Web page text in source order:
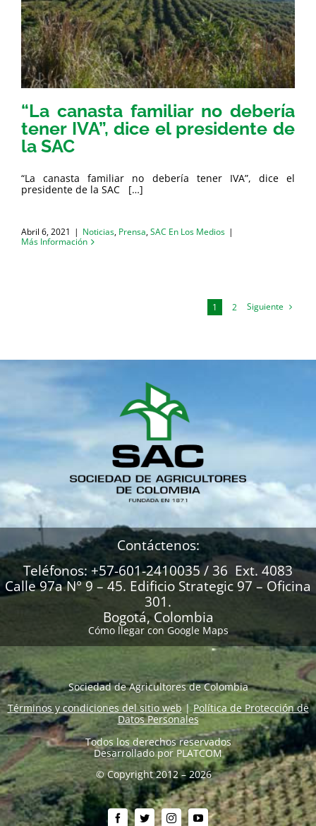
“La canasta familiar no debería
tener IVA”, dice el presidente de
la SAC
“La canasta familiar no debería tener IVA”, dice el
presidente de la SAC […]
Abril 6, 2021 | Noticias, Prensa,SAC En Los Medios |
Más Información
1 2 Siguiente
Contáctenos:
Teléfonos: +57-601-2410035 / 36 Ext. 4083
Calle 97a N° 9 – 45. Edificio Strategic 97 – Oficina
301.
Bogotá, Colombia
Cómo llegar con Google Maps
Sociedad de Agricultores de Colombia
Términos y condiciones del sitio web|Política de Protección de
Datos Personales
Todos los derechos reservados
Desarrollado por PLATCOM
© Copyright 2012 – 2026